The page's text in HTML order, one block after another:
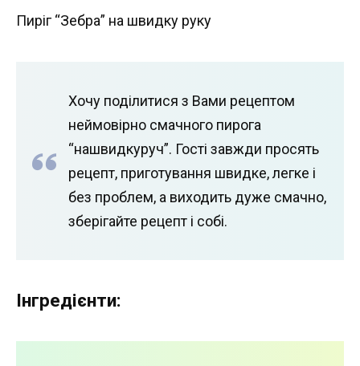
Пиріг “Зебра” на швидку руку
Хочу поділитися з Вами рецептом
неймовірно смачного пирога
“нашвидкуруч”. Гості завжди просять
рецепт, приготування швидке, легке і
без проблем, а виходить дуже смачно,
зберігайте рецепт і собі.
Інгредієнти: